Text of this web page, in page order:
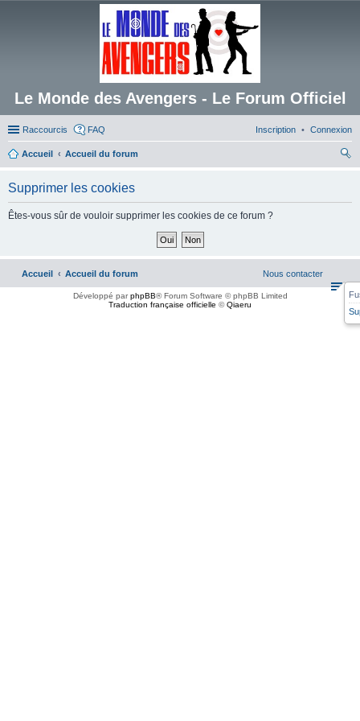
Le Monde des Avengers - Le Forum Officiel
Raccourcis FAQ Connexion
Inscription
Accueil
Accueil du forum
Supprimer les cookies
Êtes-vous sûr de vouloir supprimer les cookies de ce forum ?
Accueil Accueil du forum Nous contacter
Développé parphpBB® Forum Software © phpBB Limited
Traduction française officielle ©Qiaeru